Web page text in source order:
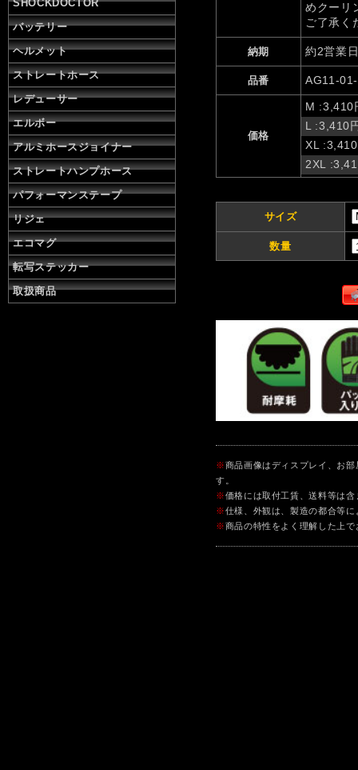
SHOCKDOCTOR
バッテリー
ヘルメット
ストレートホース
レデューサー
エルボー
アルミホースジョイナー
ストレートハンプホース
パフォーマンステープ
リジェ
エコマグ
転写ステッカー
取扱商品
めクーリ
ご了承く
納期 約2営業
品番 AG11-
価格
M :3,410
L :3,410
XL
2XL
サイズ
数量
※商品画像はディスプレイ、お
す。
※価格には取付工賃、送料等は
※仕様、外観は、製造の都合等
※商品の特性をよく理解した上